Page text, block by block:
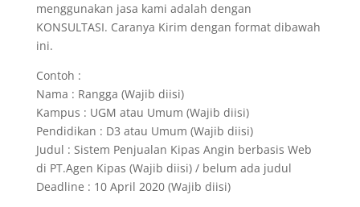
menggunakan jasa kami adalah dengan
KONSULTASI. Caranya Kirim dengan format dibawah
ini.
Contoh :
Nama : Rangga (Wajib diisi)
Kampus : UGM atau Umum (Wajib diisi)
Pendidikan : D3 atau Umum (Wajib diisi)
Judul : Sistem Penjualan Kipas Angin berbasis Web
di PT.Agen Kipas (Wajib diisi) / belum ada judul
Deadline : 10 April 2020 (Wajib diisi)